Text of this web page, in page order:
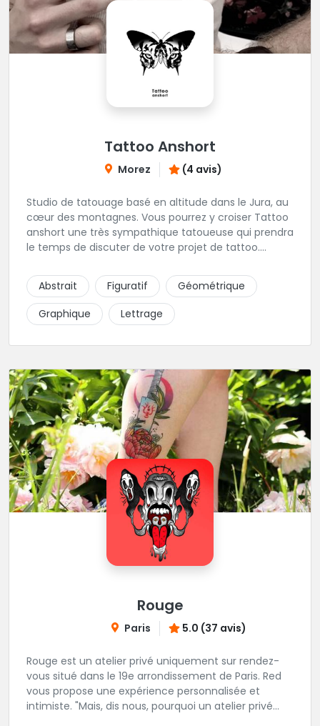
Tattoo Anshort
Morez (4 avis)
Studio de tatouage basé en altitude dans le Jura, au
cœur des montagnes. Vous pourrez y croiser Tattoo
anshort une très sympathique tatoueuse qui prendra
le temps de discuter de votre projet de tattoo.
piquer la peau à la montagne ! Elle maîtrise les
lettrages et les aplats de noir. N’hésitez pas à la
contacter pour lui soumettre votre projet.
Abstrait Figuratif
Géométrique
Graphique
Lettrage
Rouge
Paris 5.0 (37 avis)
Rouge est un atelier privé uniquement sur rendez-
vous situé dans le 19e arrondissement de Paris. Red
vous propose une expérience personnalisée et
intimiste. "Mais, dis nous, pourquoi un atelier privé